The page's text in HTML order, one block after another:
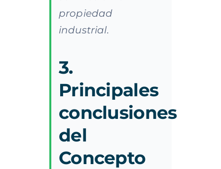
propiedad
industrial.
3.
Principales
conclusiones
del
Concepto